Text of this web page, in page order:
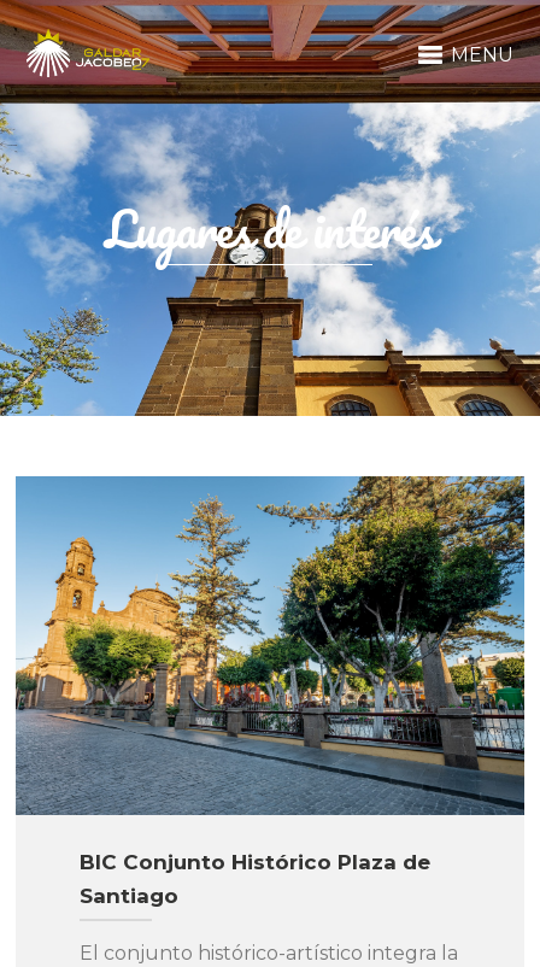
MENU
Lugares de interés
BIC Conjunto Histórico Plaza de
Santiago
El conjunto histórico-artístico integra la